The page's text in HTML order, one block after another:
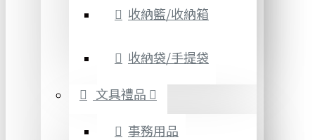
收納籃/收納箱
收納袋/手提袋
文具禮品
事務用品